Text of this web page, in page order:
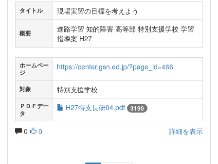
タイトル 現場実習の目標を考えよう
概要
進路学習 知的障害 高等部 特別支援学校 学習
指導案 H27
ホームペー
ジ
https://center.gsn.ed.jp/?page_id=466
対象 特別支援学校
ＰＤＦデー
タ
H27特支長研04.pdf 3190
0 0 詳細を表示